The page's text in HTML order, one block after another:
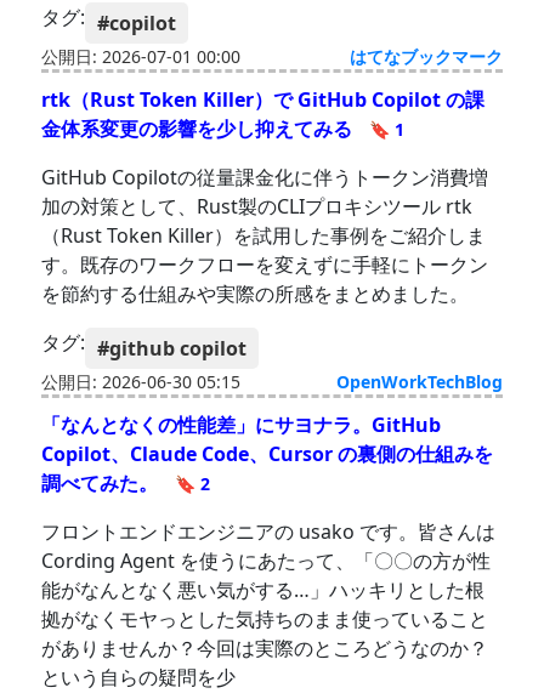
タグ: #copilot
公開日: 2026-07-01 00:00 はてなブックマーク
rtk（Rust Token Killer）で GitHub Copilot の課
金体系変更の影響を少し抑えてみる
🔖 1
GitHub Copilotの従量課金化に伴うトークン消費増
加の対策として、Rust製のCLIプロキシツール rtk
（Rust Token Killer）を試用した事例をご紹介しま
す。既存のワークフローを変えずに手軽にトークン
を節約する仕組みや実際の所感をまとめました。
タグ: #github copilot
公開日: 2026-06-30 05:15 OpenWorkTechBlog
「なんとなくの性能差」にサヨナラ。GitHub
Copilot、Claude Code、Cursor の裏側の仕組みを
調べてみた。
🔖 2
フロントエンドエンジニアの usako です。皆さんは
Cording Agent を使うにあたって、「〇〇の方が性
能がなんとなく悪い気がする…」ハッキリとした根
拠がなくモヤっとした気持ちのまま使っていること
がありませんか？今回は実際のところどうなのか？
という自らの疑問を少